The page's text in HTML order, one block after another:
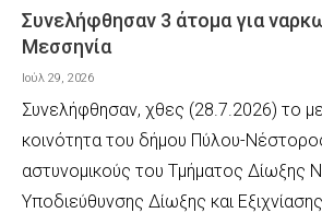
Συνελήφθησαν 3 άτομα για
Μεσσηνία
Ιούλ 29, 2026
Συνελήφθησαν, χθες (28.7.2026) το
κοινότητα του δήμου Πύλου-
αστυνομικούς του Τμήματος Δίωξης
Υποδιεύθυνσης Δίωξης και